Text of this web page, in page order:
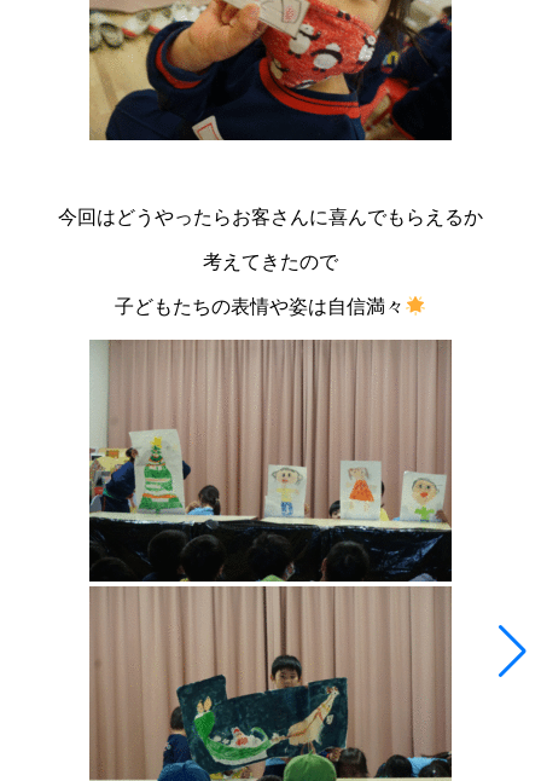
今回はどうやったらお客さんに喜んでもらえるか
考えてきたので
子どもたちの表情や姿は自信満々